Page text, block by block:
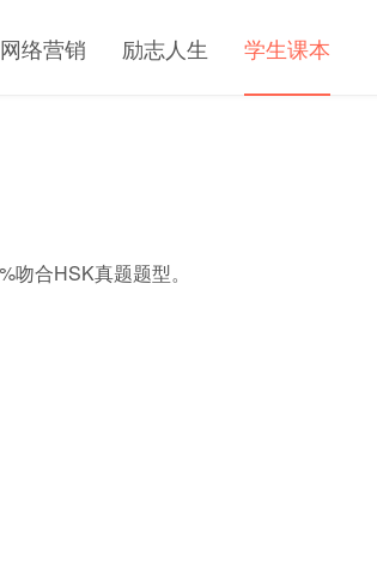
网络营销 励志人生 学生课本
合HSK真题题型。